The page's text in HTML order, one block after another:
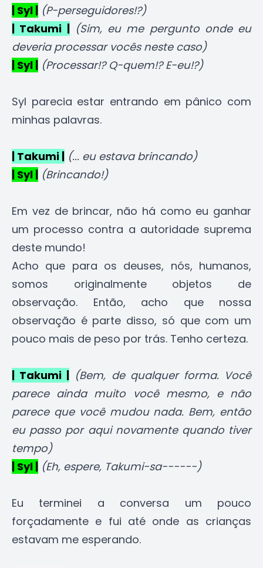
| Syl | (P-perseguidores!?)
| Takumi | (Sim, eu me pergunto onde eu
deveria processar vocês neste caso)
| Syl | (Processar!? Q-quem!? E-eu!?)
Syl parecia estar entrando em pânico com
minhas palavras.
| Takumi | (... eu estava brincando)
| Syl | (Brincando!)
Em vez de brincar, não há como eu ganhar
um processo contra a autoridade suprema
deste mundo!
Acho que para os deuses, nós, humanos,
somos originalmente objetos de
observação. Então, acho que nossa
observação é parte disso, só que com um
pouco mais de peso por trás. Tenho certeza.
| Takumi | (Bem, de qualquer forma. Você
parece ainda muito você mesmo, e não
parece que você mudou nada. Bem, então
eu passo por aqui novamente quando tiver
tempo)
| Syl | (Eh, espere, Takumi-sa------)
Eu terminei a conversa um pouco
forçadamente e fui até onde as crianças
estavam me esperando.